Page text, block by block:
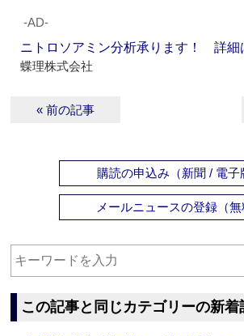
‐AD‐
ニトロソアミン分析承ります！ 詳細
蝶理株式会社
« 前の記事
購読の申込み（新聞 / 電子
メールニュースの登録（無
この記事と同じカテゴリーの新着